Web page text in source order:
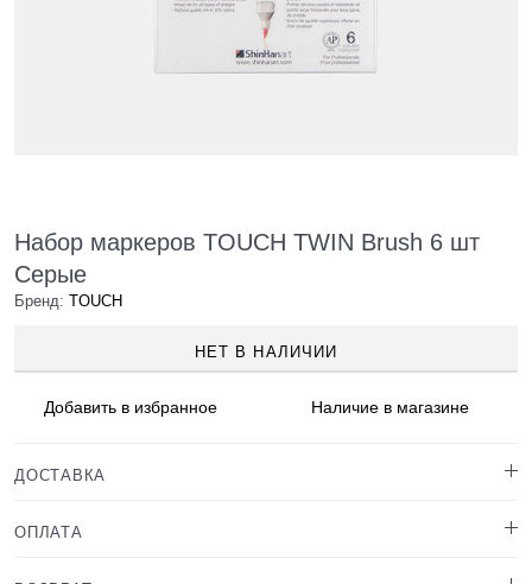
Набор маркеров TOUCH TWIN Brush 6 шт
Серые
Бренд: TOUCH
НЕТ В НАЛИЧИИ
Добавить в избранное Наличиев магазине
ДОСТАВКА
ОПЛАТА